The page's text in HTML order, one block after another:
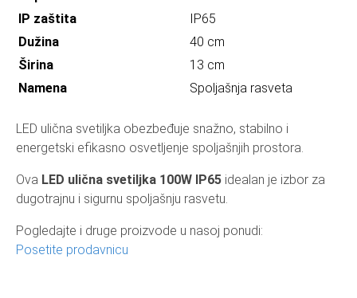
IP zaštita
IP65
Dužina
40 cm
Širina
13 cm
Namena
Spoljašnja rasveta
LED ulična svetiljka obezbeđuje snažno, stabilno i
energetski efikasno osvetljenje spoljašnjih prostora.
Ova LED ulična svetiljka 100W IP65 idealan je izbor za
dugotrajnu i sigurnu spoljašnju rasvetu.
Pogledajte i druge proizvode u nasoj ponudi:
Posetite prodavnicu